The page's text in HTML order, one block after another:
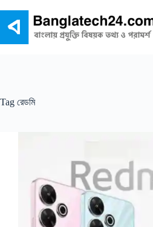
content
Tag রেডমি